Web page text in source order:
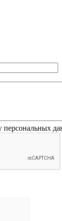
персональных